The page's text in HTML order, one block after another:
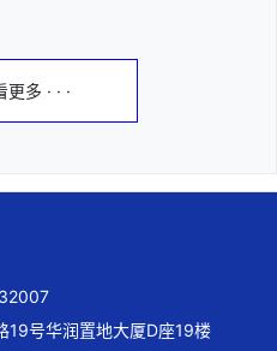
更多 · · ·
19号华润置地大厦D座19楼